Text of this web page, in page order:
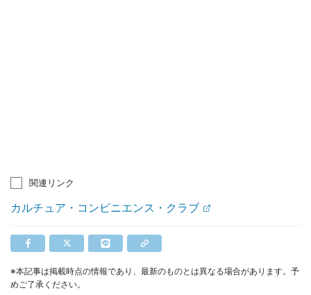
関連リンク
カルチュア・コンビニエンス・クラブ
※本記事は掲載時点の情報であり、最新のものとは異なる場合があります。予
めご了承ください。